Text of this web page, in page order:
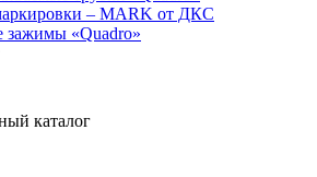
– MARK от ДКС
«Quadro»
каталог